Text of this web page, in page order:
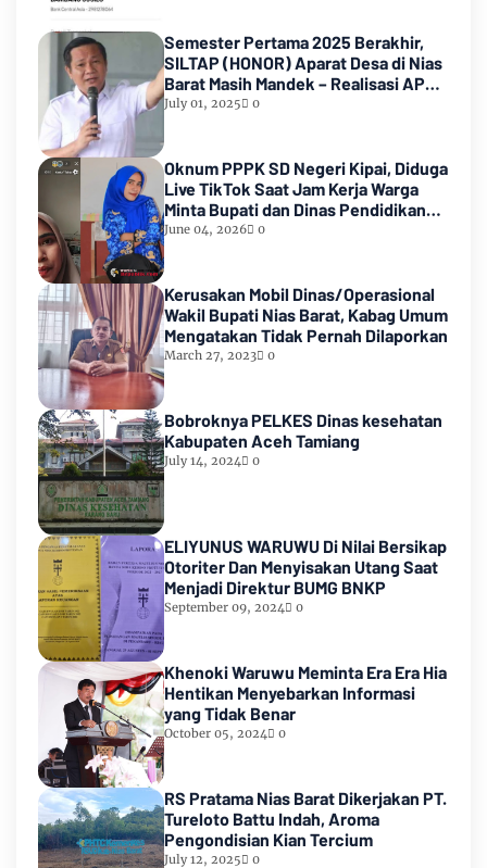
Semester Pertama 2025 Berakhir,
SILTAP (HONOR) Aparat Desa di Nias
Barat Masih Mandek – Realisasi APBD
Diduga Baru 6 Persen
July 01, 2025 0
Oknum PPPK SD Negeri Kipai, Diduga
Live TikTok Saat Jam Kerja Warga
Minta Bupati dan Dinas Pendidikan
HALTENG Segera Proses Sesuai
June 04, 2026 0
Kerusakan Mobil Dinas/Operasional
Wakil Bupati Nias Barat, Kabag Umum
Mengatakan Tidak Pernah Dilaporkan
March 27, 2023 0
Bobroknya PELKES Dinas kesehatan
Kabupaten Aceh Tamiang
July 14, 2024 0
ELIYUNUS WARUWU Di Nilai Bersikap
Otoriter Dan Menyisakan Utang Saat
Menjadi Direktur BUMG BNKP
September 09, 2024 0
Khenoki Waruwu Meminta Era Era Hia
Hentikan Menyebarkan Informasi
yang Tidak Benar
October 05, 2024 0
RS Pratama Nias Barat Dikerjakan PT.
Tureloto Battu Indah, Aroma
Pengondisian Kian Tercium
July 12, 2025 0